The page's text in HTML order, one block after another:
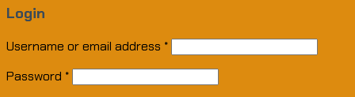
Login
Username or email address *
Password *